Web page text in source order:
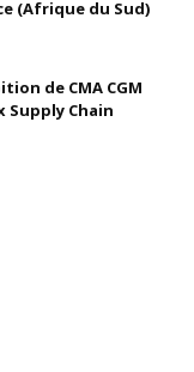
(Afrique du Sud)
de CMA CGM
Supply Chain